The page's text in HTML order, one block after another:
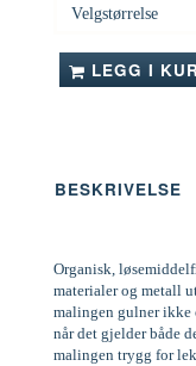
LEGG I
BESKRIVELSE
Organisk,
materialer og metall
malingen gulner ikke
når det gjelder både
malingen trygg for